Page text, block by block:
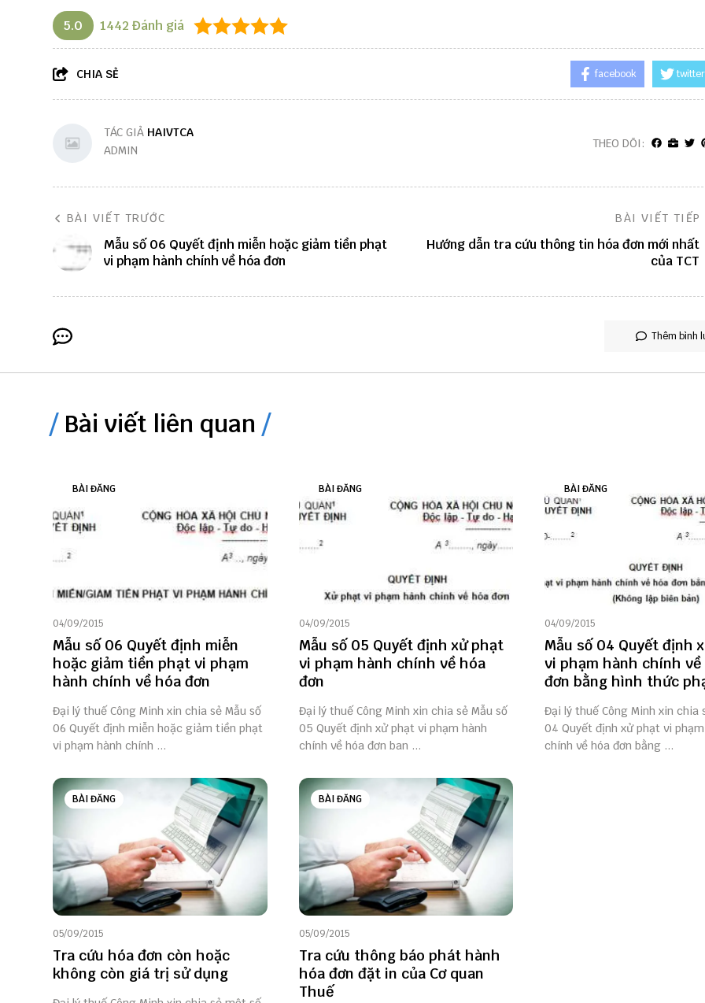
5.0 1442 Đánh giá
CHIA SẺ facebook twitter
TÁC GIẢ HAIVTCA
ADMIN
THEO DÕI:
BÀI VIẾT TRƯỚC
Mẫu số 06 Quyết định miễn hoặc giảm tiền phạt
vi phạm hành chính về hóa đơn
BÀI VIẾT TIẾP
Hướng dẫn tra cứu thông tin hóa đơn mới nhất
của TCT
Thêm bình
Bài viết liên quan
BÀI ĐĂNG
04/09/2015
Mẫu số 06 Quyết định miễn
hoặc giảm tiền phạt vi phạm
hành chính về hóa đơn
Đại lý thuế Công Minh xin chia sẻ Mẫu số
06 Quyết định miễn hoặc giảm tiền phạt
vi phạm hành chính ...
BÀI ĐĂNG
04/09/2015
Mẫu số 05 Quyết định xử phạt
vi phạm hành chính về hóa
đơn
Đại lý thuế Công Minh xin chia sẻ Mẫu số
05 Quyết định xử phạt vi phạm hành
chính về hóa đơn ban ...
BÀI ĐĂNG
04/09/2015
Mẫu số 04 Quyết định
vi phạm hành chính về
đơn bằng hình thức
Đại lý thuế Công Minh xin chia
04 Quyết định xử phạt vi
chính về hóa đơn bằng ...
BÀI ĐĂNG
05/09/2015
Tra cứu hóa đơn còn hoặc
không còn giá trị sử dụng
BÀI ĐĂNG
05/09/2015
Tra cứu thông báo phát hành
hóa đơn đặt in của Cơ quan
Thuế